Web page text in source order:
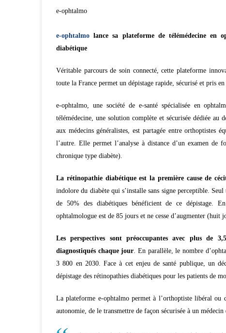
e-ophtalmo
e-ophtalmo lance sa plateforme de télémédecine en
diabétique
Véritable parcours de soin connecté, cette plateforme
toute la France permet un dépistage rapide, sécurisé et pris
e-ophtalmo, une société de e-santé spécialisée en
télémédecine, une solution complète et sécurisée dédiée au
aux médecins généralistes, est partagée entre orthoptistes
l’autre. Elle permet l’analyse à distance d’un examen
chronique type diabète).
La rétinopathie diabétique est la première cause de
indolore du diabète qui s’installe sans signe perceptible.
de 50% des diabétiques bénéficient de ce dépistage.
ophtalmologue est de 85 jours et ne cesse d’augmenter (huit
Les perspectives sont préoccupantes avec plus de
diagnostiqués chaque jour . En parallèle, le nombre
3 800 en 2030. Face à cet enjeu de santé publique, un
dépistage des rétinopathies diabétiques pour les patients de
La plateforme e-ophtalmo permet à l’orthoptiste libéral
autonomie, de le transmettre de façon sécurisée à un